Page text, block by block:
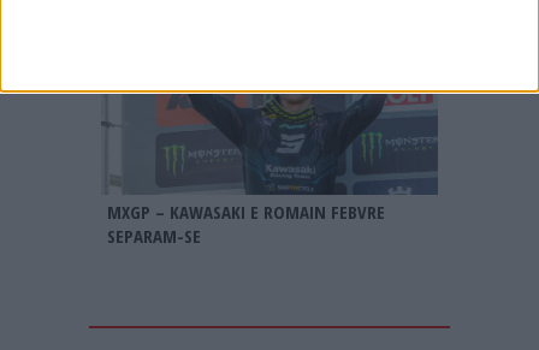
MXGP – KAWASAKI E ROMAIN FEBVRE
SEPARAM-SE